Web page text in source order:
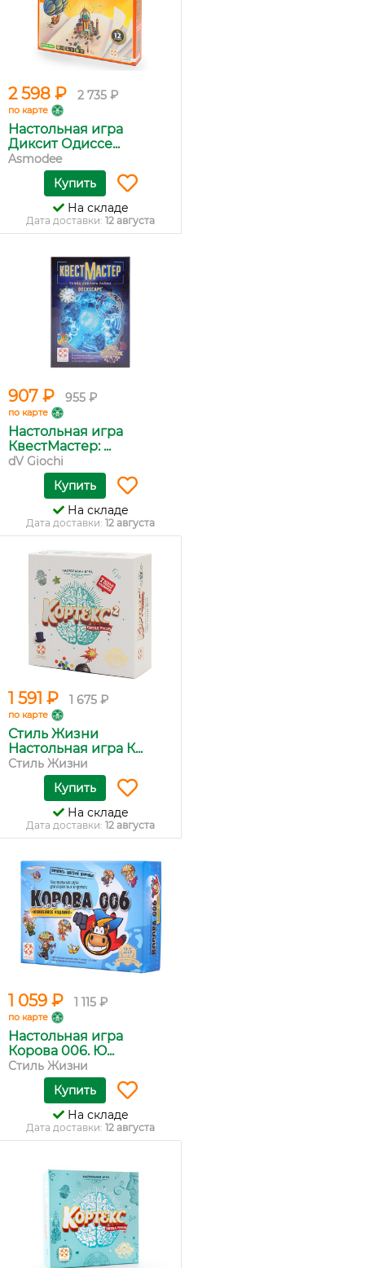
2 598 ₽ 2 735 ₽
по карте
Настольная игра
Диксит Одиссе...
Asmodee
Купить
На складе
Дата доставки: 12 августа
907 ₽ 955 ₽
по карте
Настольная игра
КвестМастер: ...
dV Giochi
Купить
На складе
Дата доставки: 12 августа
1 591 ₽ 1 675 ₽
по карте
Стиль Жизни
Настольная игра К...
Стиль Жизни
Купить
На складе
Дата доставки: 12 августа
1 059 ₽ 1 115 ₽
по карте
Настольная игра
Корова 006. Ю...
Стиль Жизни
Купить
На складе
Дата доставки: 12 августа